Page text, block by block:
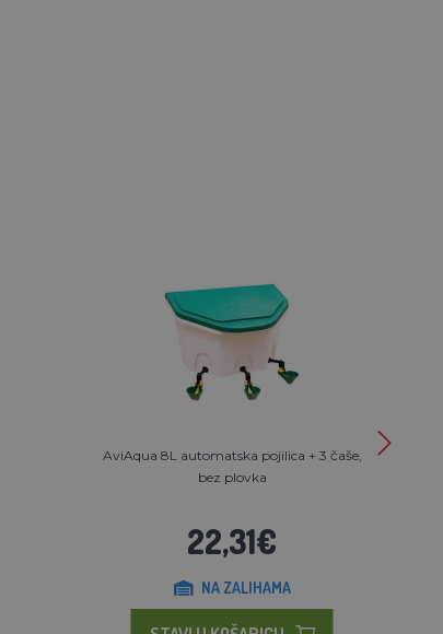
AviAqua 8L automatska pojilica + 3 čaše,
bez plovka
22,31€
NA ZALIHAMA